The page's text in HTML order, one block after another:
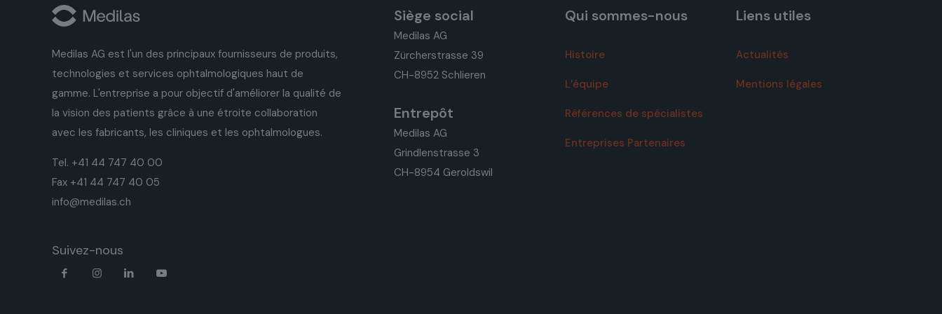
Medilas AG est l'un des principaux fournisseurs de produits,
technologies et services ophtalmologiques haut de
gamme. L'entreprise a pour objectif d'améliorer la qualité de
la vision des patients grâce à une étroite collaboration
avec les fabricants, les cliniques et les ophtalmologues.
Tel. +41 44 747 40 00
Fax +41 44 747 40 05
info@medilas.ch
Suivez-nous
Siège social
Medilas AG
Zürcherstrasse 39
CH-8952 Schlieren
Entrepôt
Medilas AG
Grindlenstrasse 3
CH-8954 Geroldswil
Qui sommes-nous
Histoire
L’équipe
Références de spécialistes
Entreprises Partenaires
Liens utiles
Actualités
Mentions légales